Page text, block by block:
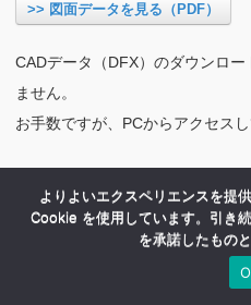
>> 図面データを見る（PDF）
CADデータ（DFX）のダウンロ
ません。
お手数ですが、PCからアクセスし
よりよいエクスペリエンスを提
Cookie を使用しています。引き
を承諾したもの